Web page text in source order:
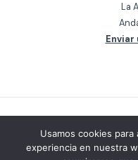
La
Enviar
© 2026
Usamos cookies
experiencia en nuestra